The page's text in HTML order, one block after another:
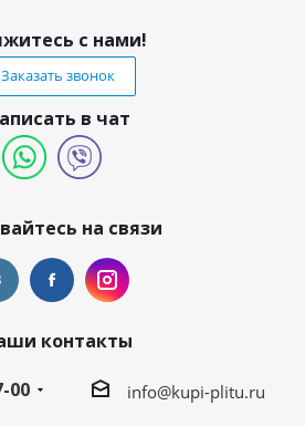
с нами!
Заказать звонок
в чат
на связи
контакты
00
info@kupi-plitu.ru